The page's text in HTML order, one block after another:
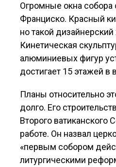
Огромные окна собора
Франциско. Красный
но такой
Кинетическая
алюминиевых фигур
достигает 15 этажей в
Планы относительно
долго. Его
Второго ватиканского
работе. Он назвал
«первым собором
литургическими